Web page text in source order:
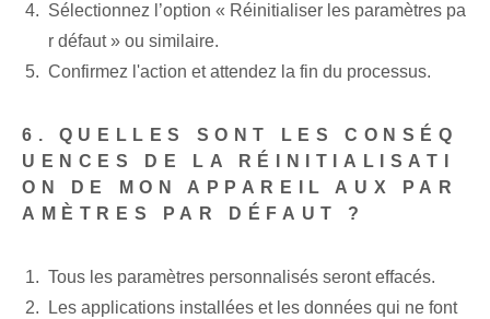
Sélectionnez l’option « Réinitialiser les paramètres pa
r défaut » ou similaire.
Confirmez l'action ⁣et attendez la fin du processus.
6. QUELLES SONT LES CONSÉQ
UENCES DE LA RÉINITIALISATI
ON DE MON APPAREIL AUX PAR
AMÈTRES PAR DÉFAUT ?
Tous les paramètres personnalisés seront effacés.
Les applications installées et les données qui ne font